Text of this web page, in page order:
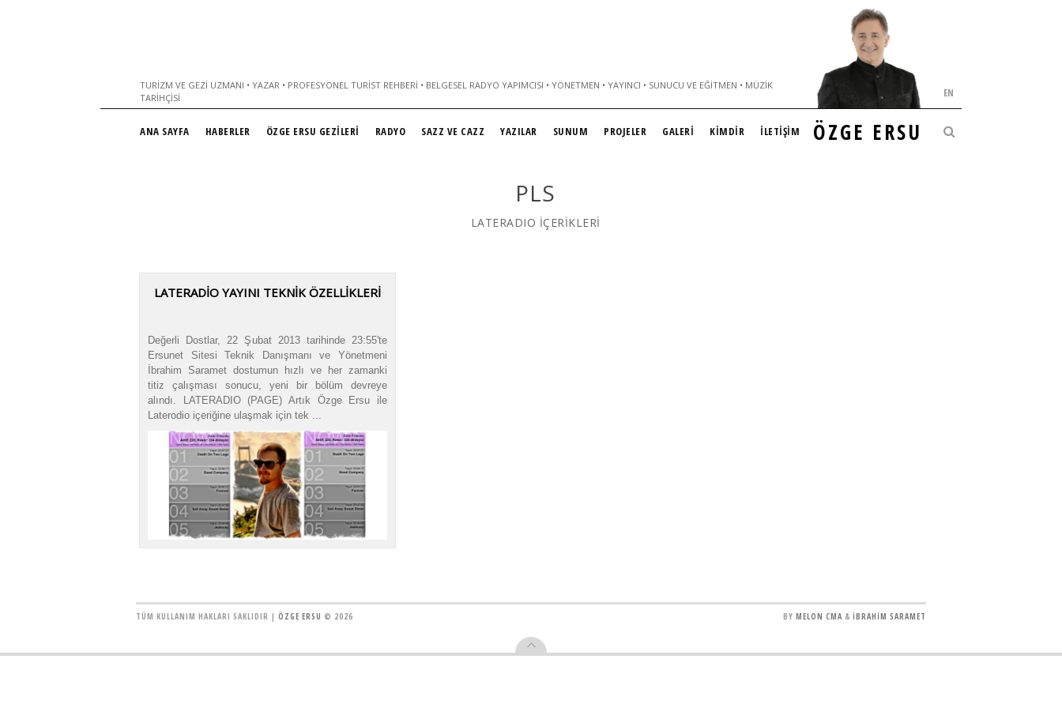
TURIZM VE GEZI UZMANI • YAZAR • PROFESYONEL TURIST REHBERI • BELGESEL RADYO YAPIMCISI • YÖNETMEN • YAYINCI • SUNUCU VE EĞITMEN • MÜZIK
TARIHÇISI
ÖZGE ERSU
EN
ANA SAYFA HABERLER ÖZGE ERSU GEZİLERİ RADYO SAZZ VE CAZZ YAZILAR SUNUM PROJELER GALERİ KİMDİR İLETİŞİM
PLS
LATERADIO İÇERİKLERİ
LATERADIO YAYINI TEKNIK ÖZELLIKLERI
Değerli Dostlar, 22 Şubat 2013 tarihinde 23:55'te
Ersunet Sitesi Teknik Danışmanı ve Yönetmeni
İbrahim Saramet dostumun hızlı ve her zamanki
titiz çalışması sonucu, yeni bir bölüm devreye
alındı. LATERADIO (PAGE) Artık Özge Ersu ile
Laterodio içeriğine ulaşmak için tek ...
TÜM KULLANIM HAKLARI SAKLIDIR | ÖZGE ERSU © 2026 BY MELON CMA & İBRAHİM SARAMET